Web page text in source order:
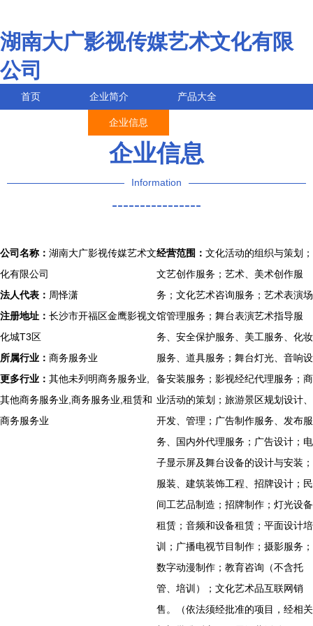
湖南大广影视传媒艺术文化有限
公司
首页 企业简介 产品大全
企业信息
企业信息
Information
----------------
公司名称： 湖南大广影视传媒艺术文
化有限公司
法人代表： 周怿潇
注册地址： 长沙市开福区金鹰影视文
化城T3区
所属行业： 商务服务业
更多行业： 其他未列明商务服务业,
其他商务服务业,商务服务业,租赁和
商务服务业
经营范围： 文化活动的组织与策划；
文艺创作服务；艺术、美术创作服
务；文化艺术咨询服务；艺术表演场
馆管理服务；舞台表演艺术指导服
务、安全保护服务、美工服务、化妆
服务、道具服务；舞台灯光、音响设
备安装服务；影视经纪代理服务；商
业活动的策划；旅游景区规划设计、
开发、管理；广告制作服务、发布服
务、国内外代理服务；广告设计；电
子显示屏及舞台设备的设计与安装；
服装、建筑装饰工程、招牌设计；民
间工艺品制造；招牌制作；灯光设备
租赁；音频和设备租赁；平面设计培
训；广播电视节目制作；摄影服务；
数字动漫制作；教育咨询（不含托
管、培训）；文化艺术品互联网销
售。（依法须经批准的项目，经相关